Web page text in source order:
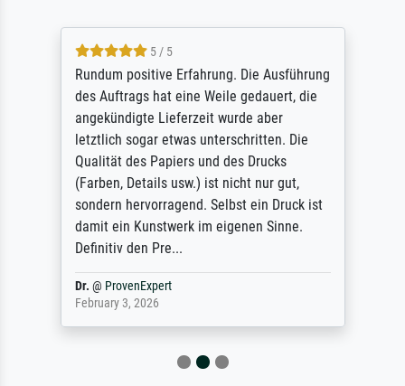
5 / 5
Rundum positive Erfahrung. Die Ausführung
des Auftrags hat eine Weile gedauert, die
angekündigte Lieferzeit wurde aber
letztlich sogar etwas unterschritten. Die
Qualität des Papiers und des Drucks
(Farben, Details usw.) ist nicht nur gut,
sondern hervorragend. Selbst ein Druck ist
damit ein Kunstwerk im eigenen Sinne.
Definitiv den Pre...
Dr. @ ProvenExpert
February 3, 2026